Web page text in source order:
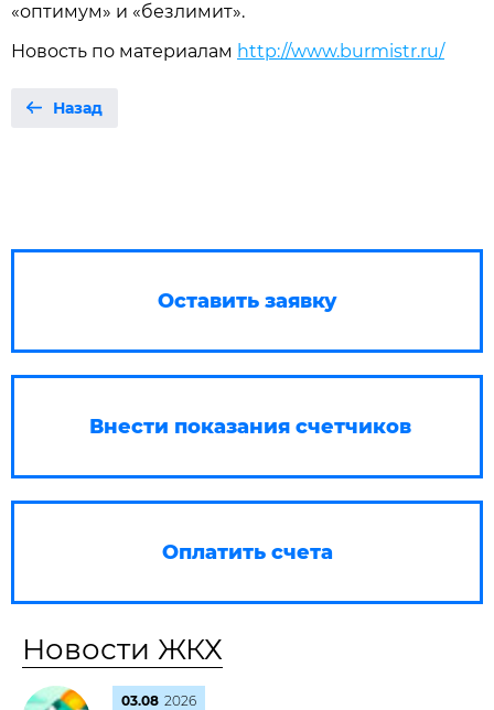
«оптимум» и «безлимит».
Новость по материалам http://www.burmistr.ru/
Назад
Оставить заявку
Внести показания счетчиков
Оплатить счета
Новости ЖКХ
03.08 2026